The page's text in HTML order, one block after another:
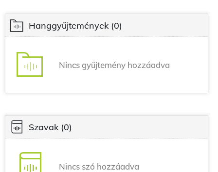
Hanggyűjtemények (0)
Nincs gyűjtemény hozzáadva
Szavak (0)
Nincs szó hozzáadva